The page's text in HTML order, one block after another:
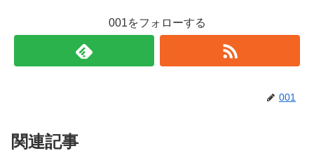
001をフォローする
001
関連記事